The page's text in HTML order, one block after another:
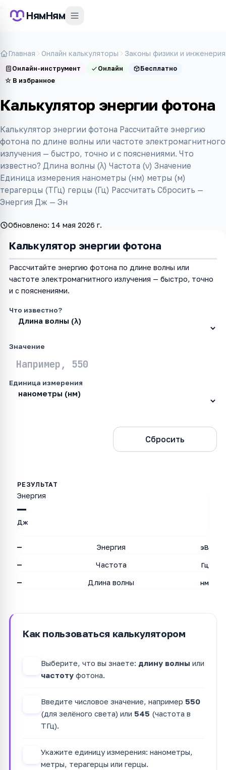
НямНям
Главная Онлайн калькуляторы Законы физики и инженерия
Онлайн-инструмент Онлайн
Бесплатно
☆ В избранное
Калькулятор энергии фотона
Калькулятор энергии фотона Рассчитайте энергию
фотона по длине волны или частоте электромагнитного
излучения — быстро, точно и с пояснениями. Что
известно? Длина волны (λ) Частота (ν) Значение
Единица измерения нанометры (нм) метры (м)
терагерцы (ТГц) герцы (Гц) Рассчитать Сбросить —
Энергия Дж — Эн
Обновлено: 14 мая 2026 г.
Калькулятор энергии фотона
Рассчитайте энергию фотона по длине волны или
частоте электромагнитного излучения — быстро, точно
и с пояснениями.
Что известно?
Значение
Единица измерения
Сбросить
—
Энергия
Дж
— Энергия эВ
— Частота Гц
— Длина волны нм
Как пользоваться калькулятором
Выберите, что вы знаете: длину волны или
частоту фотона.
Введите числовое значение, например 550
(для зелёного света) или 545 (частота в
ТГц).
Укажите единицу измерения: нанометры,
метры, терагерцы или герцы.